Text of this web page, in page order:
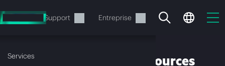
au
contenu
Support Entreprise
ServicesBibliothèque de ressources